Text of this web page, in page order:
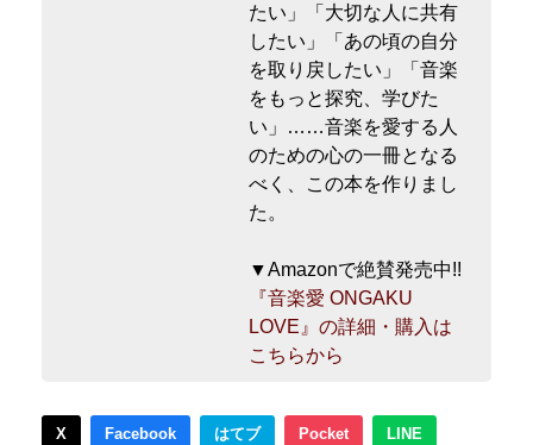
たい」「大切な人に共有
したい」「あの頃の自分
を取り戻したい」「音楽
をもっと探究、学びた
い」……音楽を愛する人
のための心の一冊となる
べく、この本を作りまし
た。
▼Amazonで絶賛発売中!!
『音楽愛 ONGAKU
LOVE』の詳細・購入は
こちらから
X Facebook はてブ Pocket LINE